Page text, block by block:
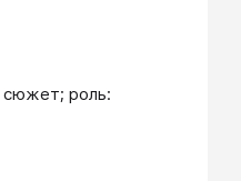
сюжет; роль: